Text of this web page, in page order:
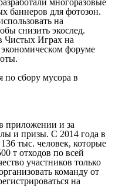
многоразовые
баннеров для фотозон.
на
снизить экослед.
Чистых Играх на
форуме
сбору мусора в
приложении и за
и призы. С 2014 года в
тыс. человек, которые
т отходов по всей
участников только
команду от
на